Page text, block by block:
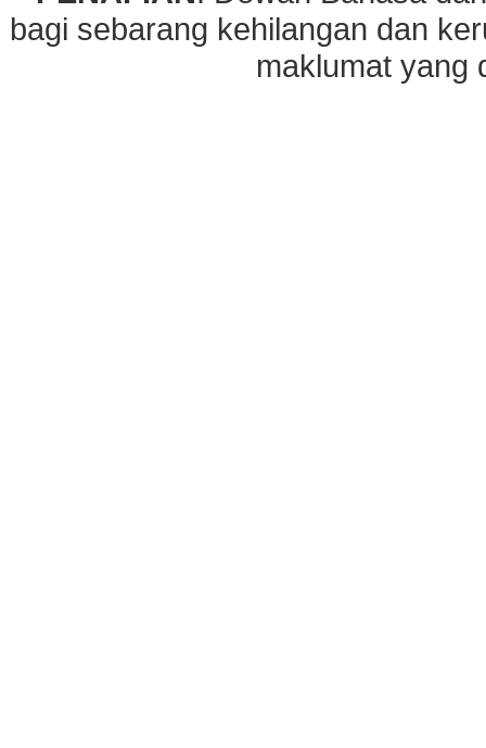
bagi sebarang kehilangan dan
maklumat yang